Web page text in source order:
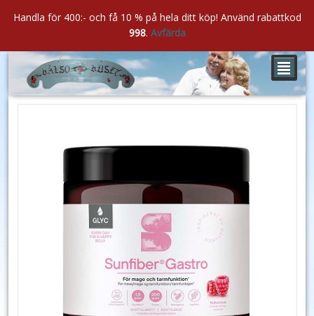
²
Handla för 400:- och få 10 % på hela ditt köp! Använd rabattkod
998. Avfärda